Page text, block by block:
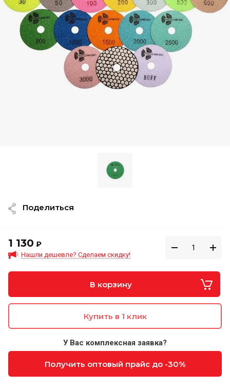
1 130 ₽
Нашли дешевле? Сделаем скидку!
В корзину
Купить в 1 клик
У Вас комплексная заявка?
Получить оптовый прайс до -30%
Поделиться